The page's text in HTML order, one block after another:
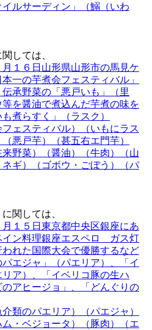
ルサーディン」（鰯（いわ
しては、
１６日山形県山形市の馬見ケ
一の芋煮会フェスティバル」
承野菜の「悪戸いも」（里
を醤油で煮込んだ芋煮の味を
煮らすく」（ラスク）
フェスティバル）（いもにラス
悪戸芋）（甚五右エ門芋）
来野菜）（醤油）（牛肉）（山
ギ）（ゴボウ・ごぼう）（バ
関しては、
１５日東京都中央区銀座にあ
イン料理銀座エスペロ ガス灯
れた国際大会で優勝するなど
エジャ」（パエリア）、「イ
ア）、「イベリコ豚の生ハ
アヒージョ」、「どんぐりの
類のパエリア）（パエジャ）
ム・ベジョータ）（豚肉）（エ